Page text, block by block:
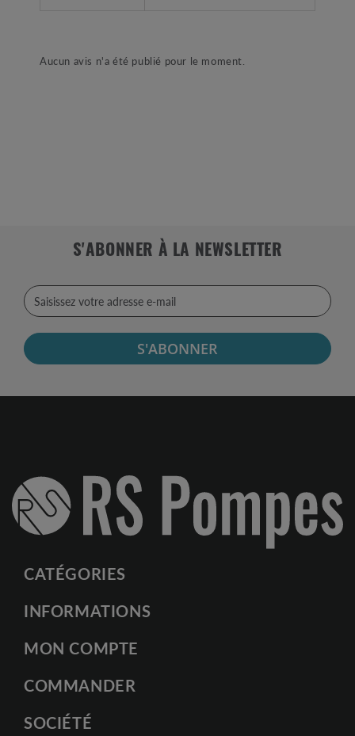
Aucun avis n'a été publié pour le moment.
S'ABONNER À LA NEWSLETTER
S'ABONNER
CATÉGORIES
INFORMATIONS
MON COMPTE
COMMANDER
SOCIÉTÉ